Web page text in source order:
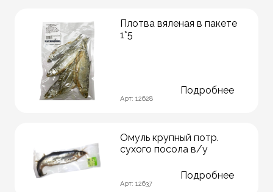
Плотва вяленая в пакете
1*5
Арт: 12628
Подробнее
Омуль крупный потр.
сухого посола в/у
Арт: 12637
Подробнее